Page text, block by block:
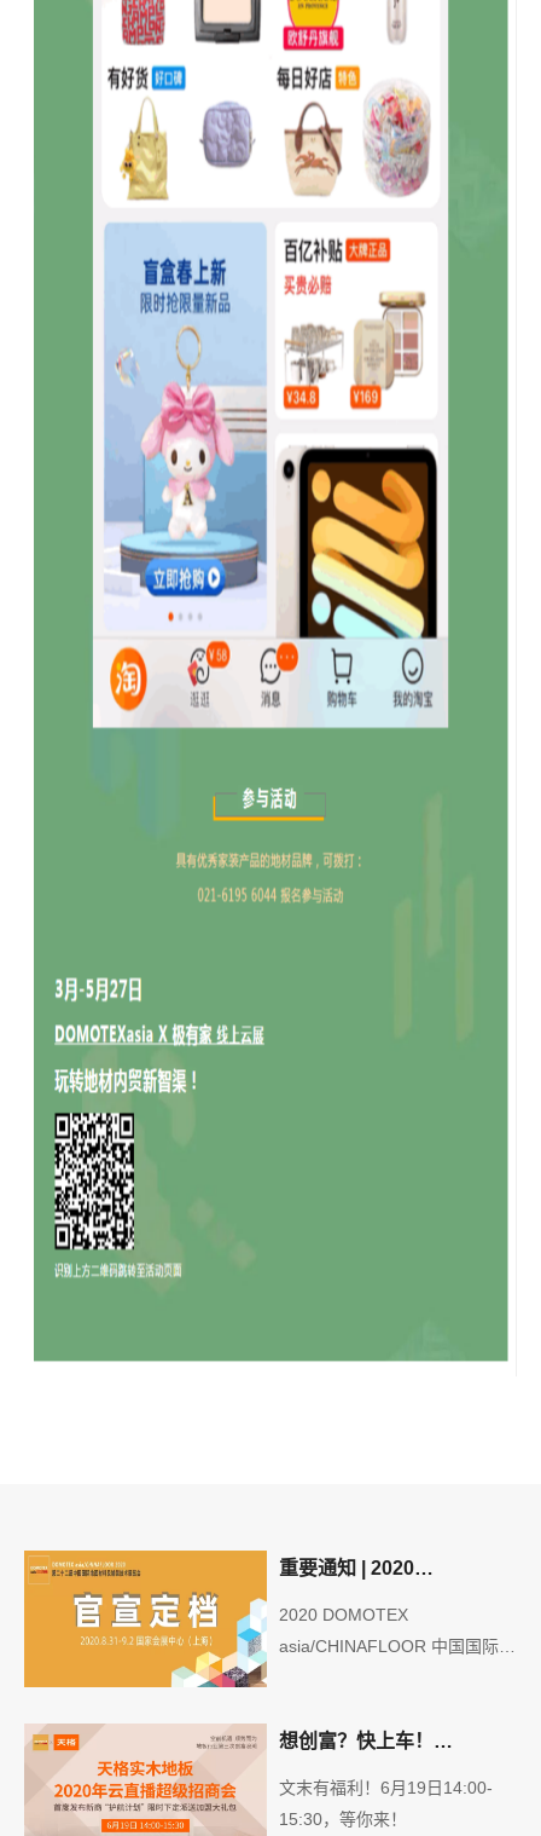
重要通知 | 2020
DOMOTEX asia展会延期至
8月31日至9月2日举办
2020 DOMOTEX
asia/CHINAFLOOR 中国国际地
想创富？快上车！
DOMOTEX asia X 天格实
木地板云直播超级招商会，
文末有福利！6月19日14:00-
15:30，等你来！